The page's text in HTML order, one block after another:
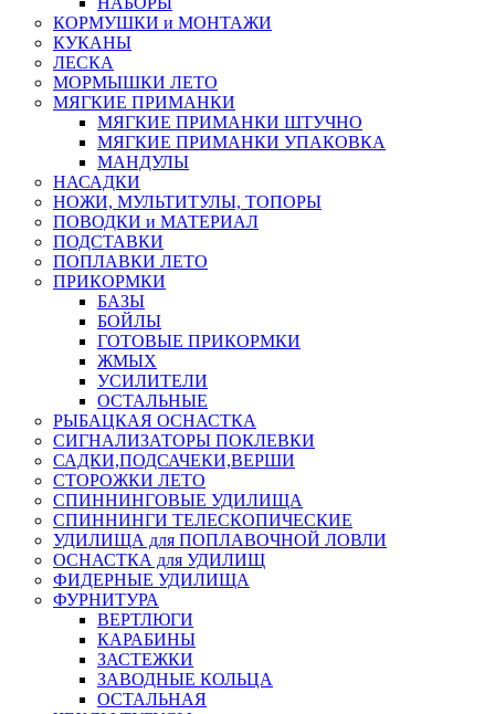
КОРМУШКИ и МОНТАЖИ
КУКАНЫ
ЛЕСКА
МОРМЫШКИ ЛЕТО
МЯГКИЕ ПРИМАНКИ
МЯГКИЕ ПРИМАНКИ ШТУЧНО
МЯГКИЕ ПРИМАНКИ УПАКОВКА
МАНДУЛЫ
НАСАДКИ
НОЖИ, МУЛЬТИТУЛЫ, ТОПОРЫ
ПОВОДКИ и МАТЕРИАЛ
ПОДСТАВКИ
ПОПЛАВКИ ЛЕТО
ПРИКОРМКИ
БАЗЫ
БОЙЛЫ
ГОТОВЫЕ ПРИКОРМКИ
ЖМЫХ
УСИЛИТЕЛИ
ОСТАЛЬНЫЕ
РЫБАЦКАЯ ОСНАСТКА
СИГНАЛИЗАТОРЫ ПОКЛЕВКИ
САДКИ,ПОДСАЧЕКИ,ВЕРШИ
СТОРОЖКИ ЛЕТО
СПИННИНГОВЫЕ УДИЛИЩА
СПИННИНГИ ТЕЛЕСКОПИЧЕСКИЕ
УДИЛИЩА для ПОПЛАВОЧНОЙ ЛОВЛИ
ОСНАСТКА для УДИЛИЩ
ФИДЕРНЫЕ УДИЛИЩА
ФУРНИТУРА
ВЕРТЛЮГИ
КАРАБИНЫ
ЗАСТЕЖКИ
ЗАВОДНЫЕ КОЛЬЦА
ОСТАЛЬНАЯ